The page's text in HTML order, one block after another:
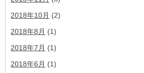
2018年10月 (2)
2018年8月 (1)
2018年7月 (1)
2018年6月 (1)